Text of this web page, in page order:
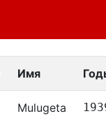
Имя
Mulugeta